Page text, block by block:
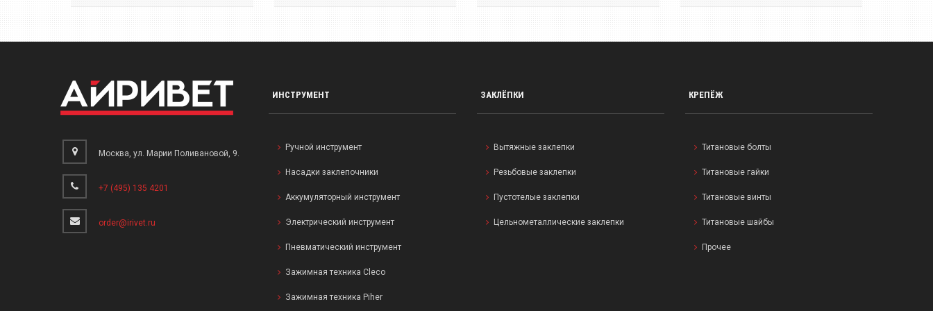
Москва, ул. Марии Поливановой, 9.
+7 (495) 135 4201
order@irivet.ru
ИНСТРУМЕНТ
Ручной инструмент
Насадки заклепочники
Аккумуляторный инструмент
Электрический инструмент
Пневматический инструмент
Зажимная техника Cleco
Зажимная техника Piher
ЗАКЛЁПКИ
Вытяжные заклепки
Резьбовые заклепки
Пустотелые заклепки
Цельнометаллические заклепки
КРЕПЁЖ
Титановые болты
Титановые гайки
Титановые винты
Титановые шайбы
Прочее